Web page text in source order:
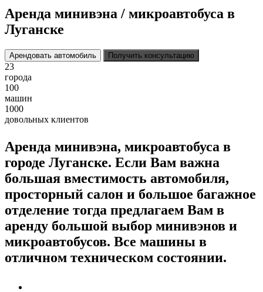
Аренда минивэна / микроавтобуса в
Луганске
Арендовать автомобиль Получить консультацию
23
города
100
машин
1000
довольных клиентов
Аренда минивэна, микроавтобуса в
городе Луганске. Если Вам важна
большая вместимость автомобиля,
просторный салон и большое багажное
отделение тогда предлагаем Вам в
аренду большой выбор минивэнов и
микроавтобусов. Все машины в
отличном техническом состоянии.